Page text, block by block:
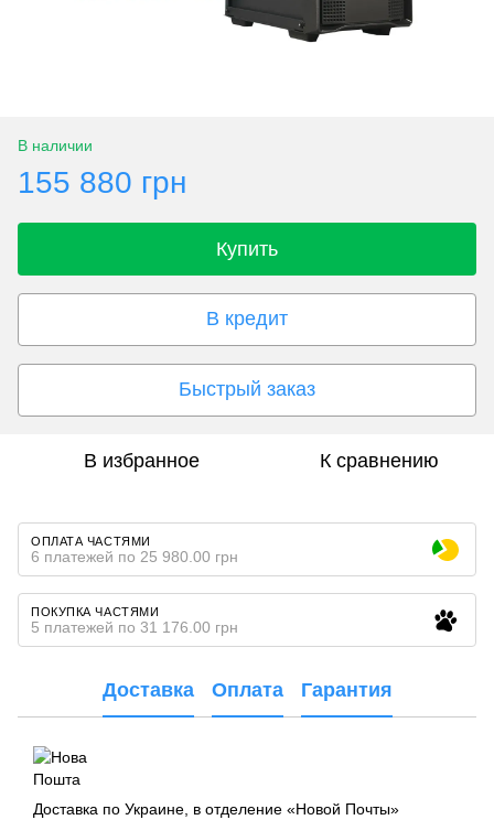
В наличии
155 880 грн
Купить
В кредит
Быстрый заказ
В избранное К сравнению
ОПЛАТА ЧАСТЯМИ
6 платежей по 25 980.00 грн
ПОКУПКА ЧАСТЯМИ
5 платежей по 31 176.00 грн
Доставка Оплата Гарантия
Доставка по Украине, в отделение «Новой Почты»